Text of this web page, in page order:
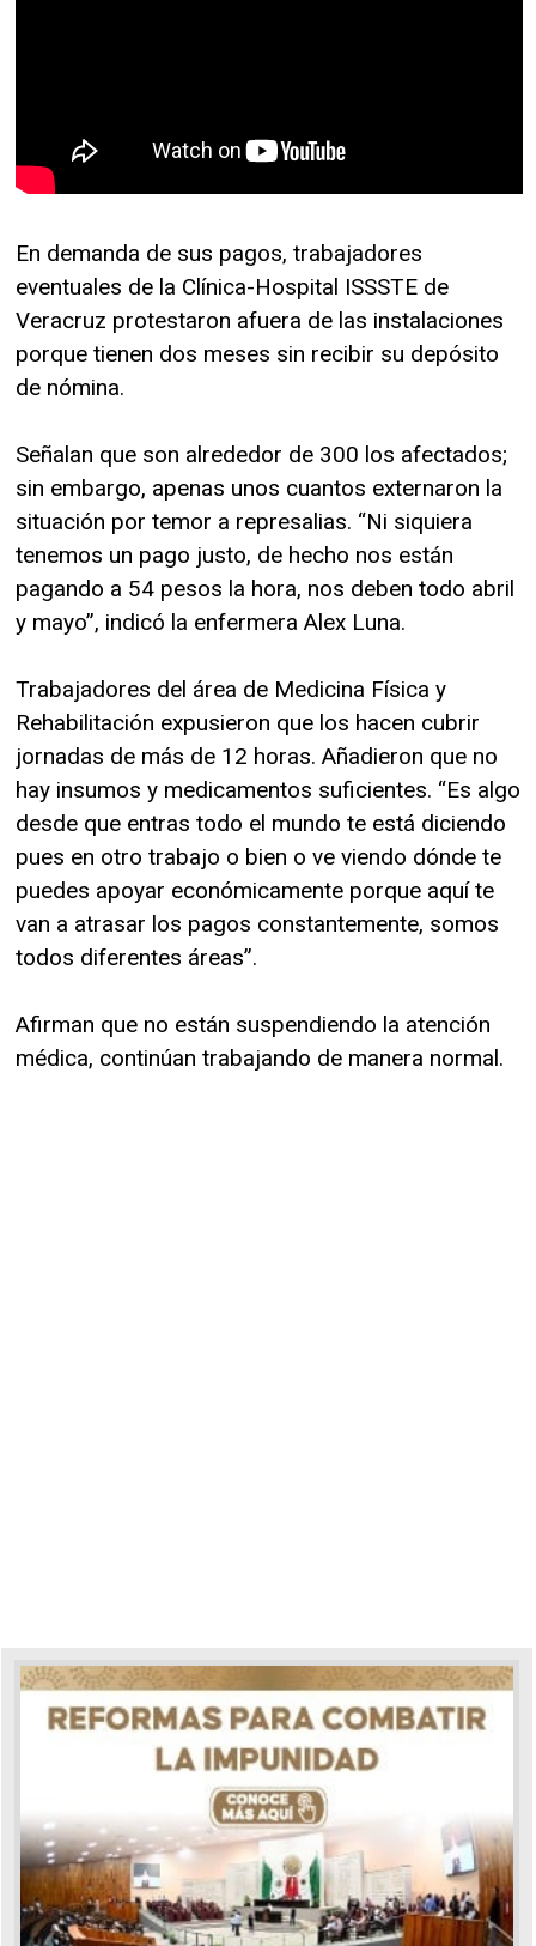
En demanda de sus pagos, trabajadores
eventuales de la Clínica-Hospital ISSSTE de
Veracruz protestaron afuera de las instalaciones
porque tienen dos meses sin recibir su depósito
de nómina.
Señalan que son alrededor de 300 los afectados;
sin embargo, apenas unos cuantos externaron la
situación por temor a represalias. “Ni siquiera
tenemos un pago justo, de hecho nos están
pagando a 54 pesos la hora, nos deben todo abril
y mayo”, indicó la enfermera Alex Luna.
Trabajadores del área de Medicina Física y
Rehabilitación expusieron que los hacen cubrir
jornadas de más de 12 horas. Añadieron que no
hay insumos y medicamentos suficientes. “Es algo
desde que entras todo el mundo te está diciendo
pues en otro trabajo o bien o ve viendo dónde te
puedes apoyar económicamente porque aquí te
van a atrasar los pagos constantemente, somos
todos diferentes áreas”.
Afirman que no están suspendiendo la atención
médica, continúan trabajando de manera normal.